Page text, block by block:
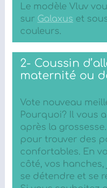
Le modèle Vluv
sur Galaxus et
couleurs.
2- Coussin
maternité ou
Vote nouveau
Pourquoi? Il vous
après la
pour trouver des
confortables. En
côté, vos
se détendre et se